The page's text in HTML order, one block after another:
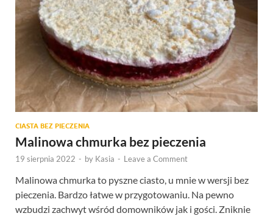
CIASTA BEZ PIECZENIA
Malinowa chmurka bez pieczenia
19 sierpnia 2022 - by Kasia - Leave a Comment
Malinowa chmurka to pyszne ciasto, u mnie w wersji bez
pieczenia. Bardzo łatwe w przygotowaniu. Na pewno
wzbudzi zachwyt wśród domowników jak i gości. Zniknie